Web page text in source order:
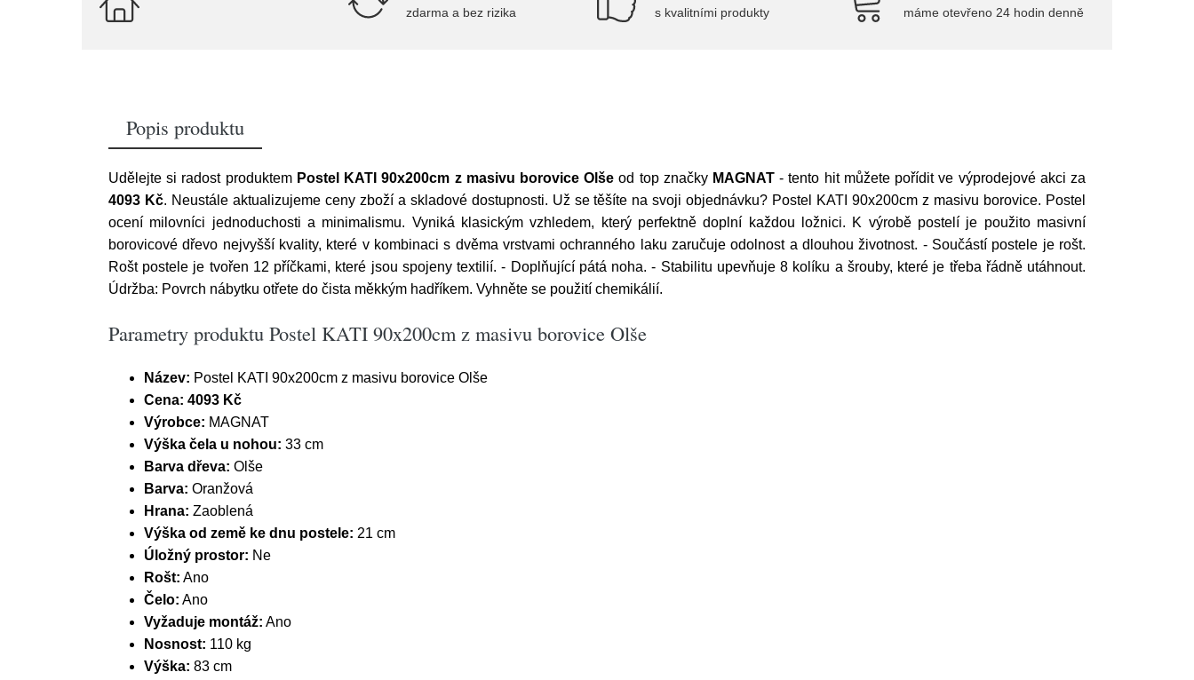
zdarma a bez rizika s kvalitními produkty máme otevřeno 24 hodin denně
Popis produktu
Udělejte si radost produktem Postel KATI 90x200cm z masivu borovice Olše od top značky MAGNAT - tento hit můžete pořídit ve výprodejové akci za
4093 Kč. Neustále aktualizujeme ceny zboží a skladové dostupnosti. Už se těšíte na svoji objednávku? Postel KATI 90x200cm z masivu borovice. Postel
ocení milovníci jednoduchosti a minimalismu. Vyniká klasickým vzhledem, který perfektně doplní každou ložnici. K výrobě postelí je použito masivní
borovicové dřevo nejvyšší kvality, které v kombinaci s dvěma vrstvami ochranného laku zaručuje odolnost a dlouhou životnost. - Součástí postele je rošt.
Rošt postele je tvořen 12 příčkami, které jsou spojeny textilií. - Doplňující pátá noha. - Stabilitu upevňuje 8 kolíku a šrouby, které je třeba řádně utáhnout.
Údržba: Povrch nábytku otřete do čista měkkým hadříkem. Vyhněte se použití chemikálií.
Parametry produktu Postel KATI 90x200cm z masivu borovice Olše
Název: Postel KATI 90x200cm z masivu borovice Olše
Cena: 4093 Kč
Výrobce: MAGNAT
Výška čela u nohou: 33 cm
Barva dřeva: Olše
Barva: Oranžová
Hrana: Zaoblená
Výška od země ke dnu postele: 21 cm
Úložný prostor: Ne
Rošt: Ano
Čelo: Ano
Vyžaduje montáž: Ano
Nosnost: 110 kg
Výška: 83 cm